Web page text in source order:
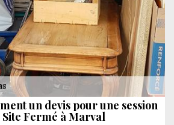
un devis pour une session
Fermé à Marval